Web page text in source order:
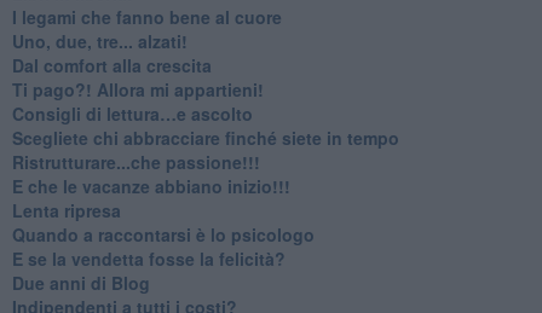
​I legami che fanno bene al cuore
Uno, due, tre... alzati!​
​Dal comfort alla crescita
​Ti pago?! Allora mi appartieni!​
​Consigli di lettura…e ascolto
​Scegliete chi abbracciare finché siete in tempo
​Ristrutturare...che passione!!!
​E che le vacanze abbiano inizio!!!
​Lenta ripresa
​Quando a raccontarsi è lo psicologo
​E se la vendetta fosse la felicità?
​Due anni di Blog
​Indipendenti a tutti i costi?